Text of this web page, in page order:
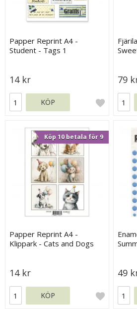
Papper Reprint A4 -
Student - Tags 1
14 kr
KÖP
79
Köp 10 betala för 9
Papper Reprint A4 -
Klippark - Cats and Dogs
14 kr
KÖP
49